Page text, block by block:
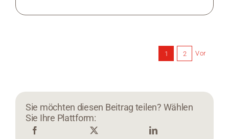
1 2 Vor
Sie möchten diesen Beitrag teilen? Wählen
Sie Ihre Plattform: